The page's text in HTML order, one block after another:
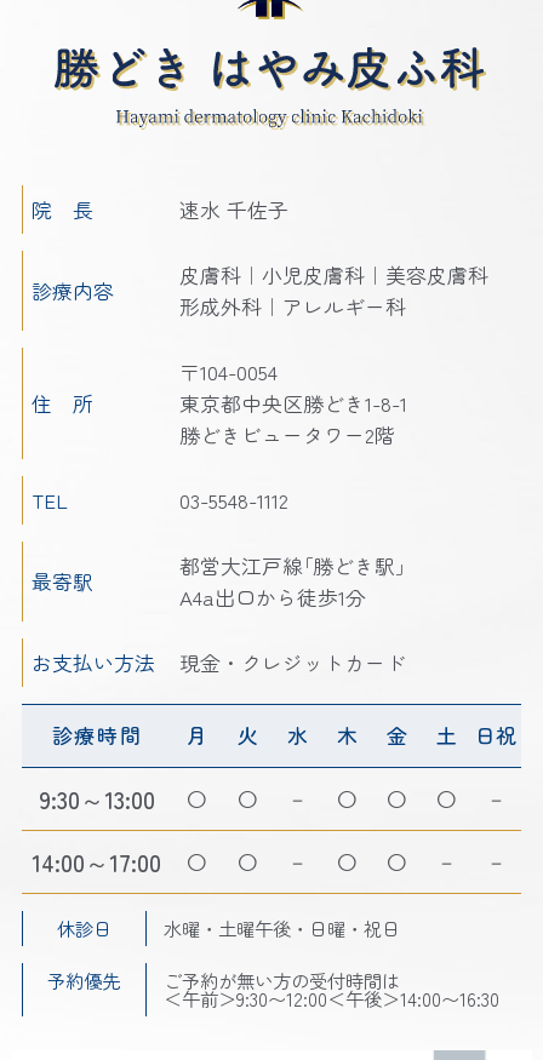
院 長 速水 千佐子
診療内容
皮膚科｜小児皮膚科｜美容皮膚科
形成外科｜アレルギー科
住 所
〒104-0054
東京都中央区勝どき1-8-1
勝どきビュータワー2階
TEL 03-5548-1112
最寄駅
都営大江戸線｢勝どき駅｣
A4a出口から徒歩1分
お支払い方法 現金・クレジットカード
診療時間 月 火 水 木 金 土 日祝
9:30～13:00 － －
14:00～17:00 － － －
休診日
水曜・土曜午後・日曜・祝日
予約優先
ご予約が無い方の受付時間は
＜午前＞9:30〜12:00＜午後＞14:00〜16:30